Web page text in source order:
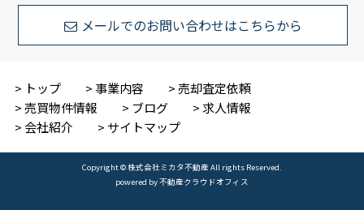
メールでのお問い合わせはこちらから
トップ 事業内容
売却査定依頼
売買物件情報
ブログ
求人情報
会社紹介
サイトマップ
Copyright © 株式会社ミカタ不動産 All rights Reserved.
powered by 不動産クラウドオフィス